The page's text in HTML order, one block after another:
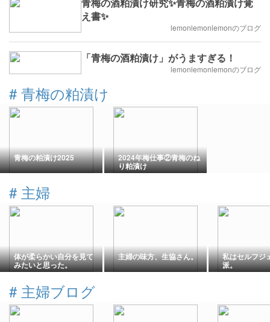
え書✨
lemonlemonlemonのブログ
「青梅の酒粕漬け」がうますぎる！
lemonlemonlemonのブログ
# 青梅の粕漬け
青梅の粕漬け2025 2024年梅仕事②青梅のね
り粕漬け
# 主婦
体が柔らかい自分を見て
みたいと思った。
主婦の味方、生協さん。 私はセルフジ
派。
# 主婦ブログ